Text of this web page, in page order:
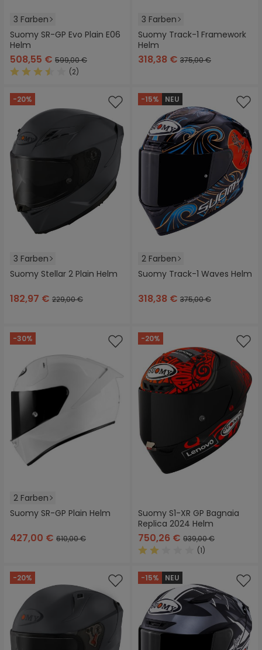
3 Farben
Suomy SR-GP Evo Plain E06
Helm
508,55 € 599,00 €
(2)
3 Farben
Suomy Track-1 Framework
Helm
318,38 € 375,00 €
-20%
3 Farben
Suomy Stellar 2 Plain Helm
182,97 € 229,00 €
-15% NEU
2 Farben
Suomy Track-1 Waves Helm
318,38 € 375,00 €
-30%
2 Farben
Suomy SR-GP Plain Helm
427,00 € 610,00 €
-20%
Suomy S1-XR GP Bagnaia
Replica 2024 Helm
750,26 € 939,00 €
(1)
-20% -15% NEU